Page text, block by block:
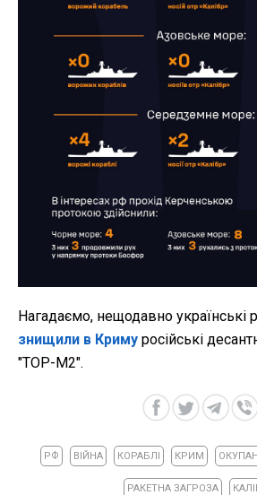
Нагадаємо, нещодавно українські
знищили в Криму російські
"ТОР-М2".
РФ ВІЙНА КОРАБЛІ КРИМ
РАКЕТНА ЗАГРОЗА